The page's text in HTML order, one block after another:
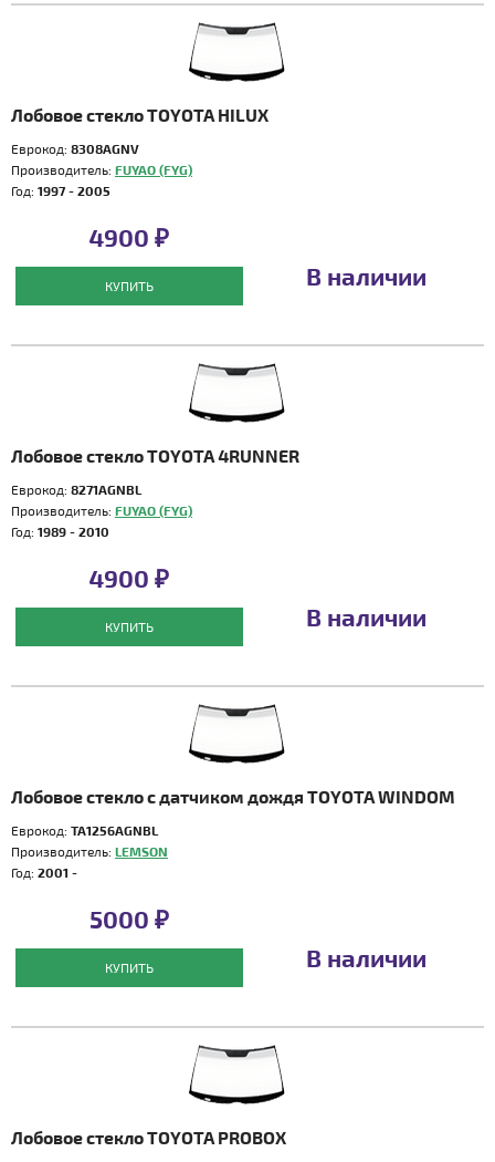
Лобовое стекло TOYOTA HILUX
Еврокод: 8308AGNV
Производитель: FUYAO (FYG)
Год: 1997 - 2005
4900 ₽
КУПИТЬ В наличии
Лобовое стекло TOYOTA 4RUNNER
Еврокод: 8271AGNBL
Производитель: FUYAO (FYG)
Год: 1989 - 2010
4900 ₽
КУПИТЬ В наличии
Лобовое стекло с датчиком дождя TOYOTA WINDOM
Еврокод: TA1256AGNBL
Производитель: LEMSON
Год: 2001 -
5000 ₽
КУПИТЬ В наличии
Лобовое стекло TOYOTA PROBOX